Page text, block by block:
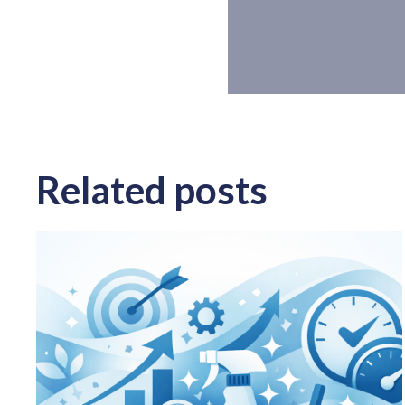
Related posts